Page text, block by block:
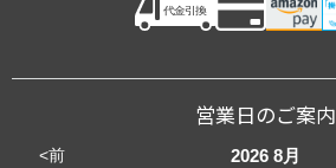
営業日のご案内
<前 2026 8月